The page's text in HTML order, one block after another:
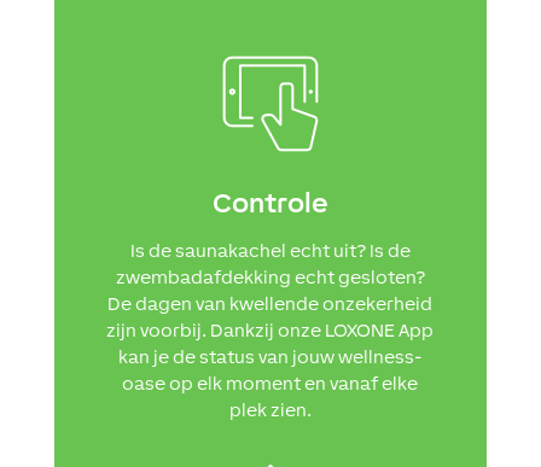
Controle
Is de saunakachel echt uit? Is de
zwembadafdekking echt gesloten?
De dagen van kwellende onzekerheid
zijn voorbij. Dankzij onze LOXONE App
kan je de status van jouw wellness-
oase op elk moment en vanaf elke
plek zien.